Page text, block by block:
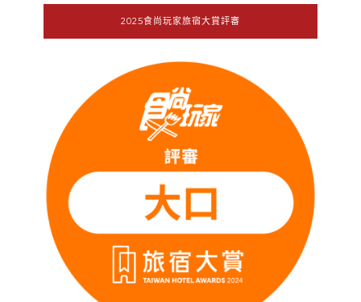
2025食尚玩家旅宿大賞評審